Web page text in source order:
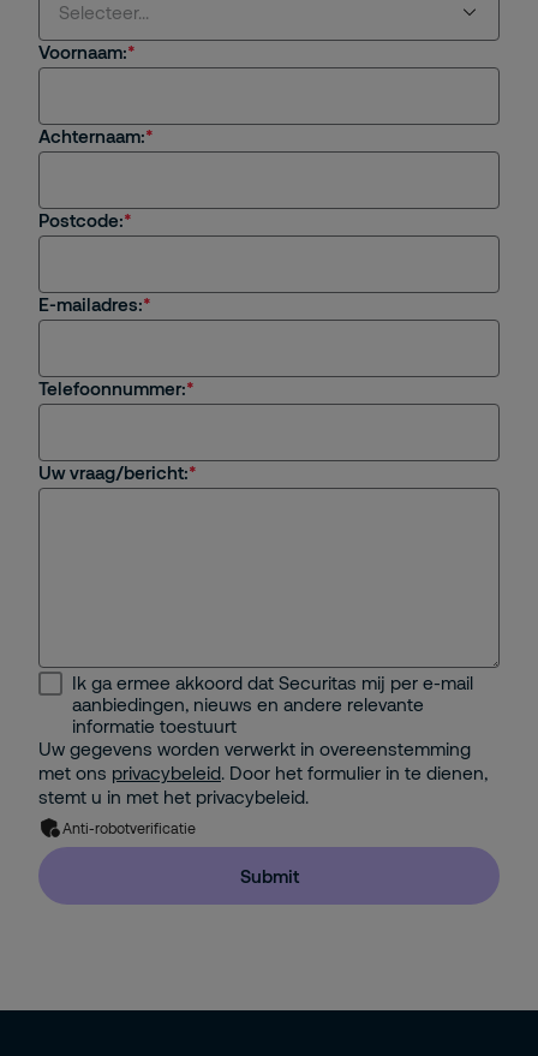
Selecteer...
Ik ben klant.
van Securitas.
Andere
Voornaam:
Achternaam:
Postcode:
E-mailadres:
Telefoonnummer:
Uw vraag/bericht:
Ik ga ermee akkoord dat Securitas mij per e-mail
aanbiedingen, nieuws en andere relevante
informatie toestuurt
Uw gegevens worden verwerkt in overeenstemming
met ons privacybeleid. Door het formulier in te dienen,
stemt u in met het privacybeleid.
Anti-robotverificatie
Submit